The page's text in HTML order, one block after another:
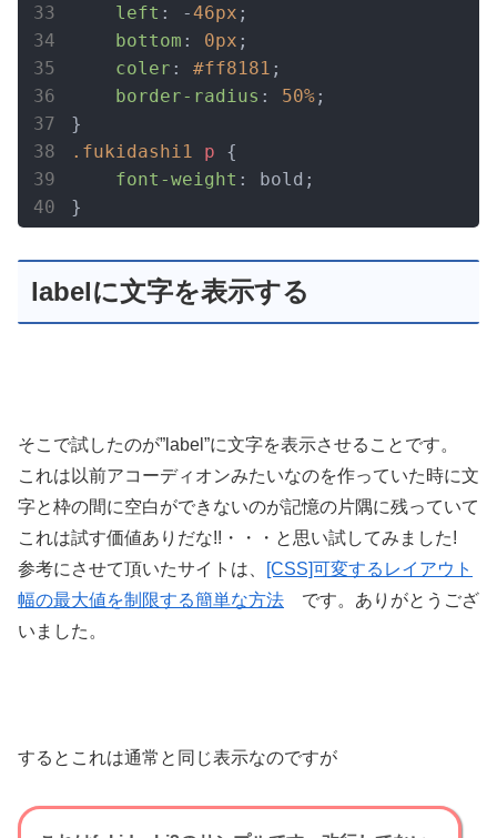
left : -46px ;
bottom : 0px ;
coler : #ff8181 ;
border-radius : 50%;
.fukidashi1
p {
font-weight : bold;
}
labelに文字を表示する
そこで試したのが”label”に文字を表示させることです。
これは以前アコーディオンみたいなのを作っていた時に文
字と枠の間に空白ができないのが記憶の片隅に残っていて
これは試す価値ありだな!!・・・と思い試してみました!
参考にさせて頂いたサイトは、
[CSS]可変するレイアウト
幅の最大値を制限する簡単な方法 です。ありがとうござ
いました。
するとこれは通常と同じ表示なのですが